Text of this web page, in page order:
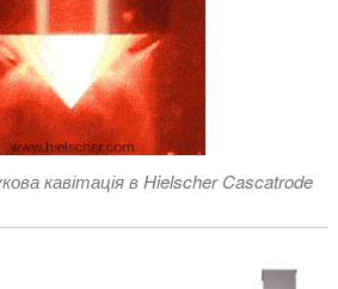
кавітація в Hielscher Cascatrode